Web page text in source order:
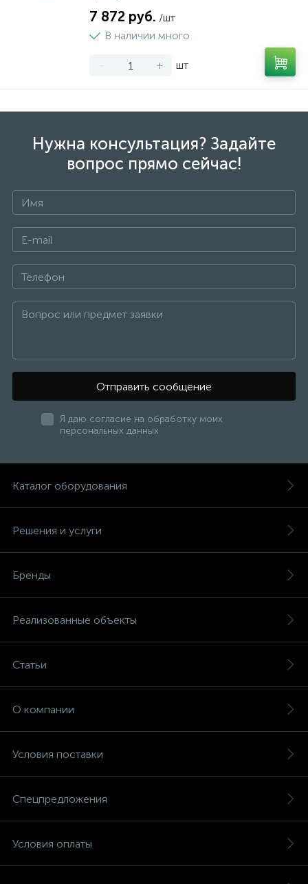
7 872 руб. /шт
В наличии много
- + шт
Нужна консультация? Задайте
вопрос прямо сейчас!
Отправить сообщение
Я даю согласие на обработку моих
персональных данных
Каталог оборудования
Решения и услуги
Бренды
Реализованные объекты
Статьи
О компании
Условия поставки
Спецпредложения
Условия оплаты